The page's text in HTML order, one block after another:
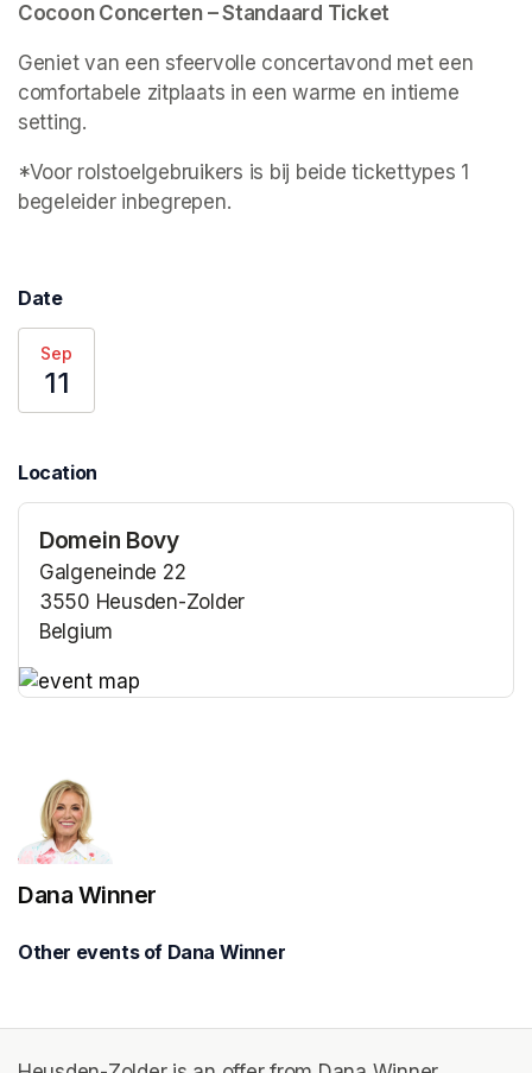
Cocoon Concerten – Standaard Ticket
Geniet van een sfeervolle concertavond met een
comfortabele zitplaats in een warme en intieme
setting.
*Voor rolstoelgebruikers is bij beide tickettypes 1
begeleider inbegrepen.
Date
Sep
11
Location
Domein Bovy
Galgeneinde 22
3550 Heusden-Zolder
Belgium
Dana Winner
Other events of Dana Winner